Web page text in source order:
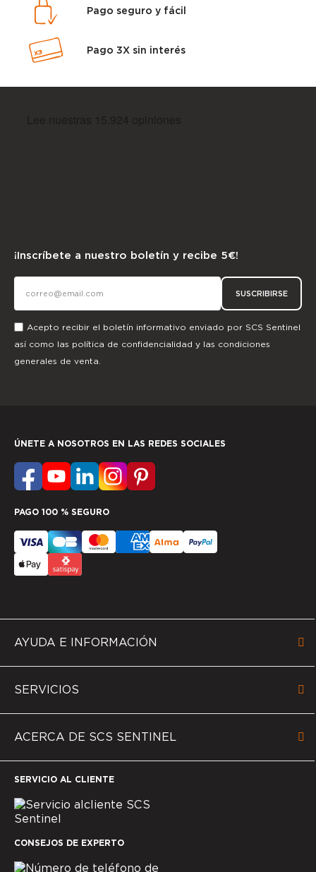
Pago seguro y fácil
Pago 3X sin interés
¡Inscríbete a nuestro boletín y recibe 5€!
SUSCRIBIRSE
Acepto recibir el boletín informativo enviado por SCS Sentinel
así como las política de confidencialidad y las condiciones
generales de venta.
AYUDA E INFORMACIÓN
SERVICIOS
ACERCA DE SCS SENTINEL
SERVICIO AL CLIENTE
CONSEJOS DE EXPERTO
ÚNETE A NOSOTROS EN LAS REDES SOCIALES
PAGO 100 % SEGURO